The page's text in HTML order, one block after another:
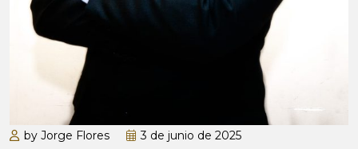
by Jorge Flores 3 de junio de 2025